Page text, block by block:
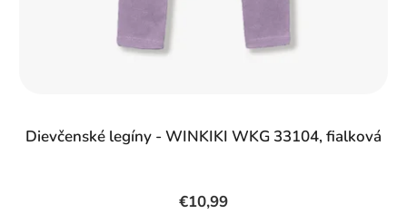
Dievčenské legíny - WINKIKI WKG 33104, fialková
€10,99